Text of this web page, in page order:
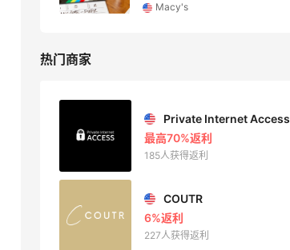
Macy's
热门商家
Private Internet
最高70%返利
185人获得返利
COUTR
6%返利
227人获得返利